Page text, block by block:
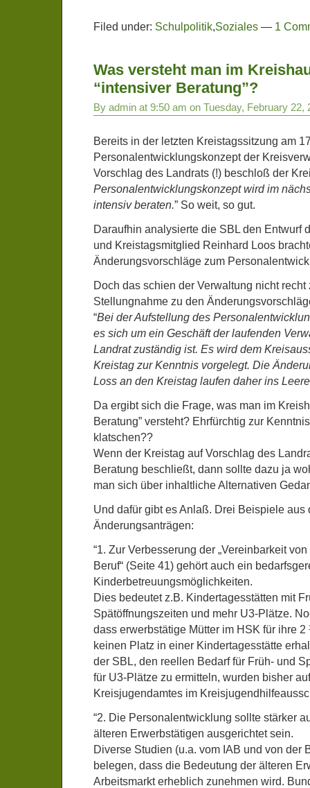
Filed under: Schulpolitik,Soziales — 1
Was versteht man im
“intensiver Beratung”?
By admin at 9:50 am on Tuesday, February 22,
Bereits in der letzten Kreistagssitzung am
Personalentwicklungskonzept der
Vorschlag des Landrats (!) beschloß der
Personalentwicklungskonzept wird im
intensiv beraten.” So weit, so gut.
Daraufhin analysierte die SBL den Entwurf
und Kreistagsmitglied Reinhard Loos
Änderungsvorschläge zum
Doch das schien der Verwaltung nicht recht
Stellungnahme zu den
“Bei der Aufstellung des
es sich um ein Geschäft der laufenden
Landrat zuständig ist. Es wird dem
Kreistag zur Kenntnis vorgelegt. Die
Loss an den Kreistag laufen daher ins Leere
Da ergibt sich die Frage, was man im
Beratung” versteht? Ehrfürchtig zur
klatschen??
Wenn der Kreistag auf Vorschlag des
Beratung beschließt, dann sollte dazu ja
man sich über inhaltliche Alternativen
Und dafür gibt es Anlaß. Drei Beispiele aus
Änderungsanträgen:
“1. Zur Verbesserung der „Vereinbarkeit
Beruf“ (Seite 41) gehört auch ein
Kinderbetreuungsmöglichkeiten.
Dies bedeutet z.B. Kindertagesstätten mit
Spätöffnungszeiten und mehr U3-Plätze.
dass erwerbstätige Mütter im HSK für ihre
keinen Platz in einer Kindertagesstätte
der SBL, den reellen Bedarf für Früh- und
für U3-Plätze zu ermitteln, wurden bisher
Kreisjugendamtes im
“2. Die Personalentwicklung sollte stärker
älteren Erwerbstätigen ausgerichtet sein.
Diverse Studien (u.a. vom IAB und von der
belegen, dass die Bedeutung der älteren
Arbeitsmarkt erheblich zunehmen wird.